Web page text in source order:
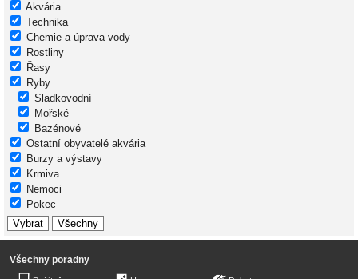
Akvária
Technika
Chemie a úprava vody
Rostliny
Řasy
Ryby
Sladkovodní
Mořské
Bazénové
Ostatní obyvatelé akvária
Burzy a výstavy
Krmiva
Nemoci
Pokec
Všechny poradny